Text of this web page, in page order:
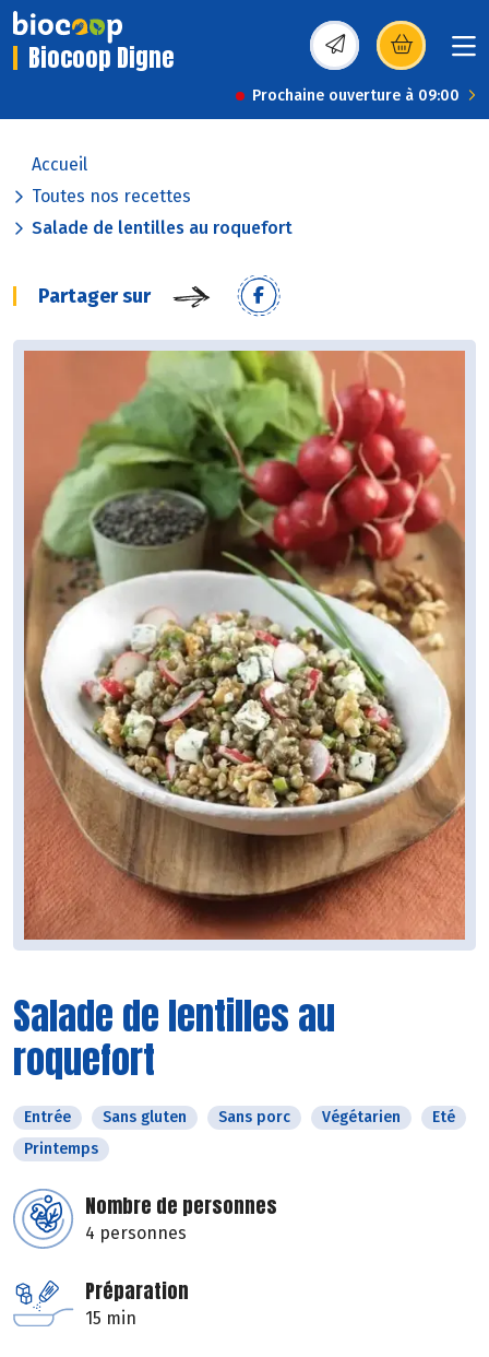
Biocoop Digne (s’ouvre dans une
Prochaine ouverture à 09:00
Accueil
Toutes nos recettes
Salade de lentilles au roquefort
Partager sur
Salade de lentilles au
roquefort
Entrée Sans gluten Sans porc Végétarien
Eté
Printemps
Nombre de personnes
4 personnes
Préparation
15 min